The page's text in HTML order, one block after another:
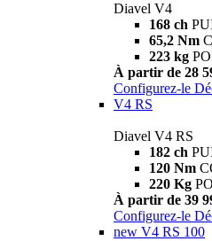
Diavel V4
168 ch
65,2 Nm
223 kg
À partir de 28
Configurez-le
V4 RS
Diavel V4 RS
182 ch
120 Nm
220 Kg
À partir de 39
Configurez-le
new V4 RS 100